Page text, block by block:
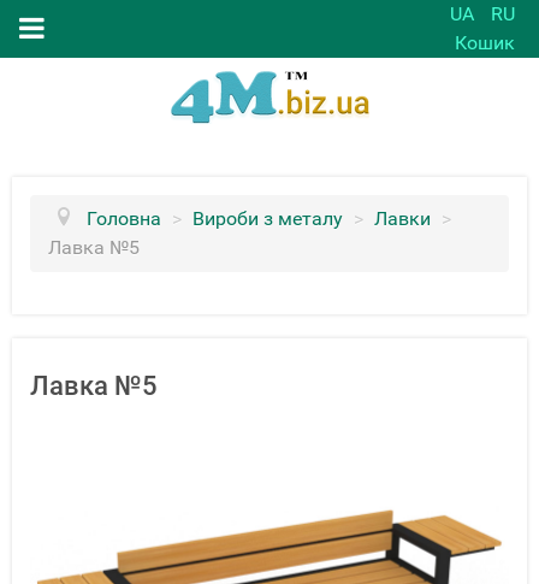
UA
RU
Кошик
Головна > Вироби з металу > Лавки >
Лавка №5
Лавка №5